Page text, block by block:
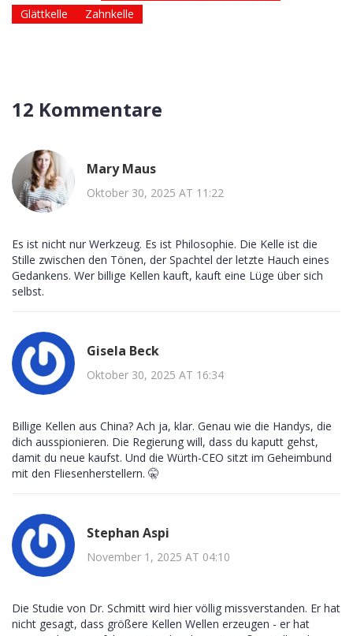
Glättkelle
Zahnkelle
12 Kommentare
Mary Maus
Oktober 30, 2025 AT 11:22
Es ist nicht nur Werkzeug. Es ist Philosophie. Die Kelle ist die
Stille zwischen den Tönen, der Spachtel der letzte Hauch eines
Gedankens. Wer billige Kellen kauft, kauft eine Lüge über sich
selbst.
Gisela Beck
Oktober 30, 2025 AT 16:34
Billige Kellen aus China? Ach ja, klar. Genau wie die Handys, die
dich ausspionieren. Die Regierung will, dass du kaputt gehst,
damit du neue kaufst. Und die Würth-CEO sitzt im Geheimbund
mit den Fliesenherstellern. 🤫
Stephan Aspi
November 1, 2025 AT 04:10
Die Studie von Dr. Schmitt wird hier völlig missverstanden. Er hat
nicht gesagt, dass größere Kellen Wellen erzeugen - er hat